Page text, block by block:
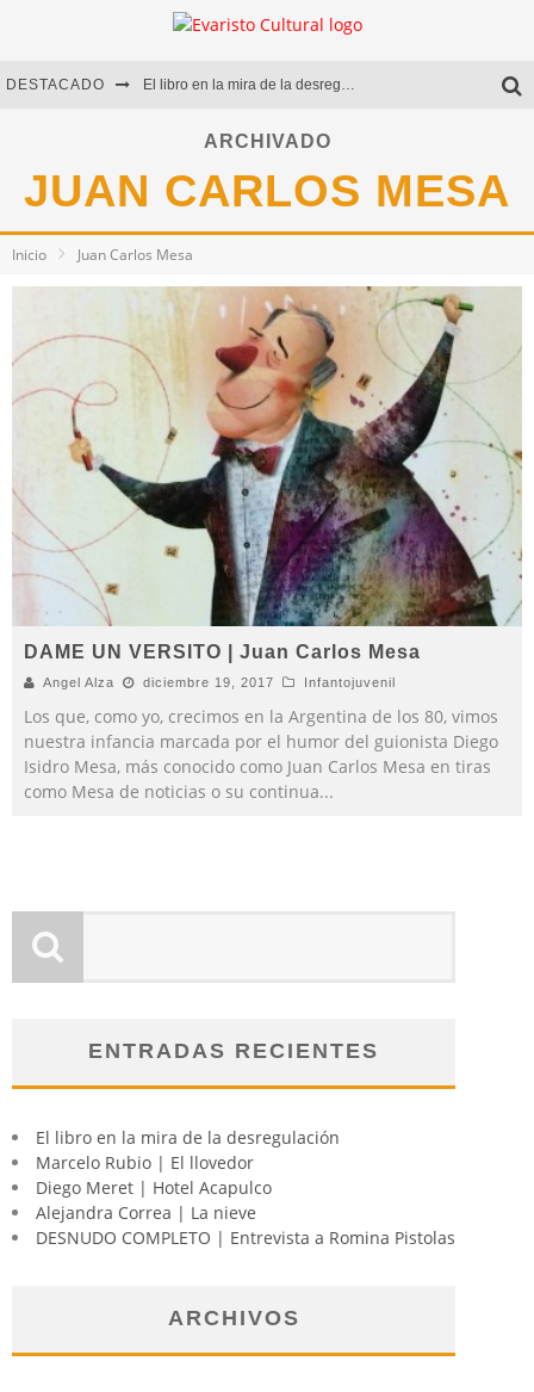
DESTACADO El libro en la mira de la desregulación
Marcelo Rubio | El llovedor
Diego Meret | Hotel Acapulco
Alejandra Correa | La nieve
ARCHIVADO
JUAN CARLOS MESA
Inicio Juan Carlos Mesa
DAME UN VERSITO | Juan Carlos Mesa
Angel Alza diciembre 19, 2017 Infantojuvenil
Los que, como yo, crecimos en la Argentina de los 80, vimos
nuestra infancia marcada por el humor del guionista Diego
Isidro Mesa, más conocido como Juan Carlos Mesa en tiras
como Mesa de noticias o su continua...
ENTRADAS RECIENTES
El libro en la mira de la desregulación
Marcelo Rubio | El llovedor
Diego Meret | Hotel Acapulco
Alejandra Correa | La nieve
DESNUDO COMPLETO | Entrevista a Romina Pistolas
ARCHIVOS